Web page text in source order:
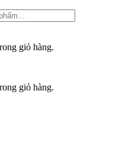
giỏ hàng.
giỏ hàng.